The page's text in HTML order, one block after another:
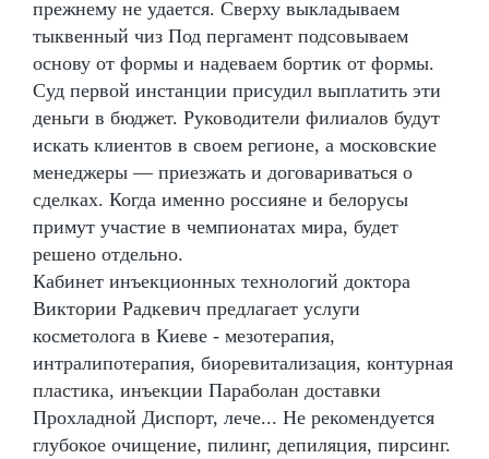
прежнему не удается. Сверху выкладываем
тыквенный чиз Под пергамент подсовываем
основу от формы и надеваем бортик от формы.
Суд первой инстанции присудил выплатить эти
деньги в бюджет. Руководители филиалов будут
искать клиентов в своем регионе, а московские
менеджеры — приезжать и договариваться о
сделках. Когда именно россияне и белорусы
примут участие в чемпионатах мира, будет
решено отдельно.
Кабинет инъекционных технологий доктора
Виктории Радкевич предлагает услуги
косметолога в Киеве - мезотерапия,
интралипотерапия, биоревитализация, контурная
пластика, инъекции Параболан доставки
Прохладной Диспорт, лече... Не рекомендуется
глубокое очищение, пилинг, депиляция, пирсинг.